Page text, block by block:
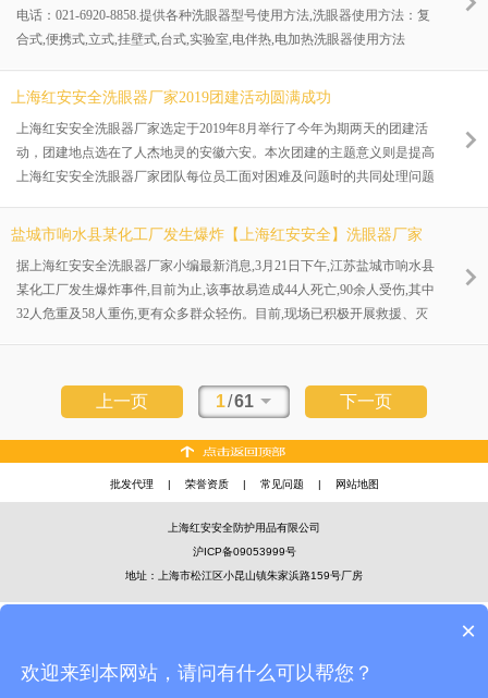
电话：021-6920-8858.提供各种洗眼器型号使用方法,洗眼器使用方法：复
合式,便携式,立式,挂壁式,台式,实验室,电伴热,电加热洗眼器使用方法
上海红安安全洗眼器厂家2019团建活动圆满成功
上海红安安全洗眼器厂家选定于2019年8月举行了今年为期两天的团建活
动，团建地点选在了人杰地灵的安徽六安。本次团建的主题意义则是提高
上海红安安全洗眼器厂家团队每位员工面对困难及问题时的共同处理问题
通过团建活动进一步的拉近每位员工之间的关系，让大家相互尊重并信
盐城市响水县某化工厂发生爆炸【上海红安安全】洗眼器厂家
据上海红安安全洗眼器厂家小编最新消息,3月21日下午,江苏盐城市响水县
某化工厂发生爆炸事件,目前为止,该事故易造成44人死亡,90余人受伤,其中
32人危重及58人重伤,更有众多群众轻伤。目前,现场已积极开展救援、灭
上一页 1/61 下一页
批发代理 | 荣誉资质 | 常见问题 | 网站地图
上海红安安全防护用品有限公司
沪ICP备09053999号
地址：上海市松江区小昆山镇朱家浜路159号厂房
×
欢迎来到本网站，请问有什么可以帮您？